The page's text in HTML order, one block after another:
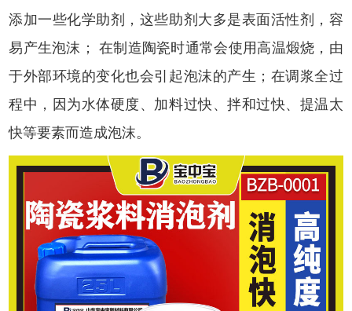
添加一些化学助剂，这些助剂大多是表面活性剂，容
易产生泡沫； 在制造陶瓷时通常会使用高温煅烧，由
于外部环境的变化也会引起泡沫的产生；在调浆全过
程中，因为水体硬度、加料过快、拌和过快、提温太
快等要素而造成泡沫。